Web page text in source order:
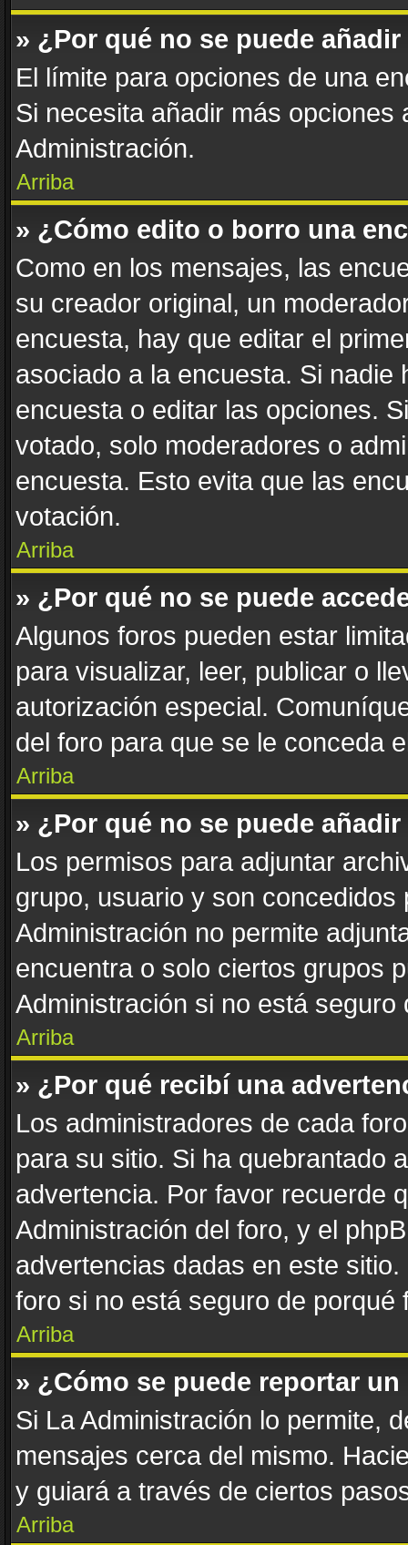
» ¿Por qué no se puede
El límite para opciones de una
Si necesita añadir más
Administración.
Arriba
» ¿Cómo edito o borro una
Como en los mensajes, las
su creador original, un
encuesta, hay que editar el
asociado a la encuesta. Si
encuesta o editar las opciones.
votado, solo moderadores o
encuesta. Esto evita que las
votación.
Arriba
» ¿Por qué no se puede
Algunos foros pueden estar
para visualizar, leer, publicar o
autorización especial.
del foro para que se le conceda
Arriba
» ¿Por qué no se puede
Los permisos para adjuntar
grupo, usuario y son concedidos
Administración no permite
encuentra o solo ciertos grupos
Administración si no está
Arriba
» ¿Por qué recibí una
Los administradores de cada
para su sitio. Si ha quebrantado
advertencia. Por favor recuerde
Administración del foro, y el
advertencias dadas en este
foro si no está seguro de porqué
Arriba
» ¿Cómo se puede reportar
Si La Administración lo permite,
mensajes cerca del mismo.
y guiará a través de ciertos
Arriba